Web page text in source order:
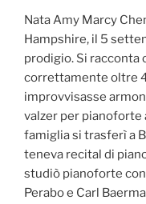
Nata Amy Marcy
Hampshire, il 5
prodigio. Si racconta
correttamente oltre
improvvisasse
valzer per pianoforte
famiglia si trasferì a
teneva recital di
studiò pianoforte
Perabo e Carl